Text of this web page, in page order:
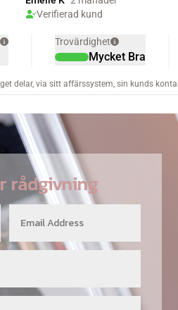
rådgivning